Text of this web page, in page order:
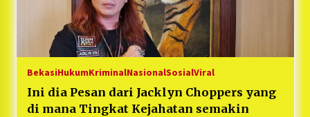
Kodim 0509 Kabupaten Bekasi Terima 20
Perahu Bantuan Dari Panglima TNI
1 tahun ago
Jelang Ramadhan, Kecamatan Cikarang Pusat
Gelar STQ ke-VII
1 tahun ago
BekasiHukumKriminalNasionalSosialViral
Ini dia Pesan dari Jacklyn Choppers yang
di mana Tingkat Kejahatan semakin